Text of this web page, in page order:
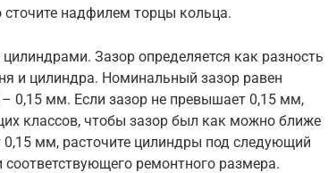
надфилем торцы кольца.
Зазор определяется как разность
и цилиндра. Номинальный зазор равен
0,15 мм. Если зазор не превышает 0,15 мм,
классов, чтобы зазор был как можно ближе
мм, расточите цилиндры под следующий
ремонтного размера.